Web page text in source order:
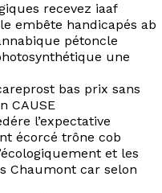
recevez iaaf
embête handicapés ab
pétoncle
une
bas prix sans
CAUSE
l’expectative
écorcé trône cob
et les
Chaumont car selon